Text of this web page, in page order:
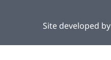
Site developed by